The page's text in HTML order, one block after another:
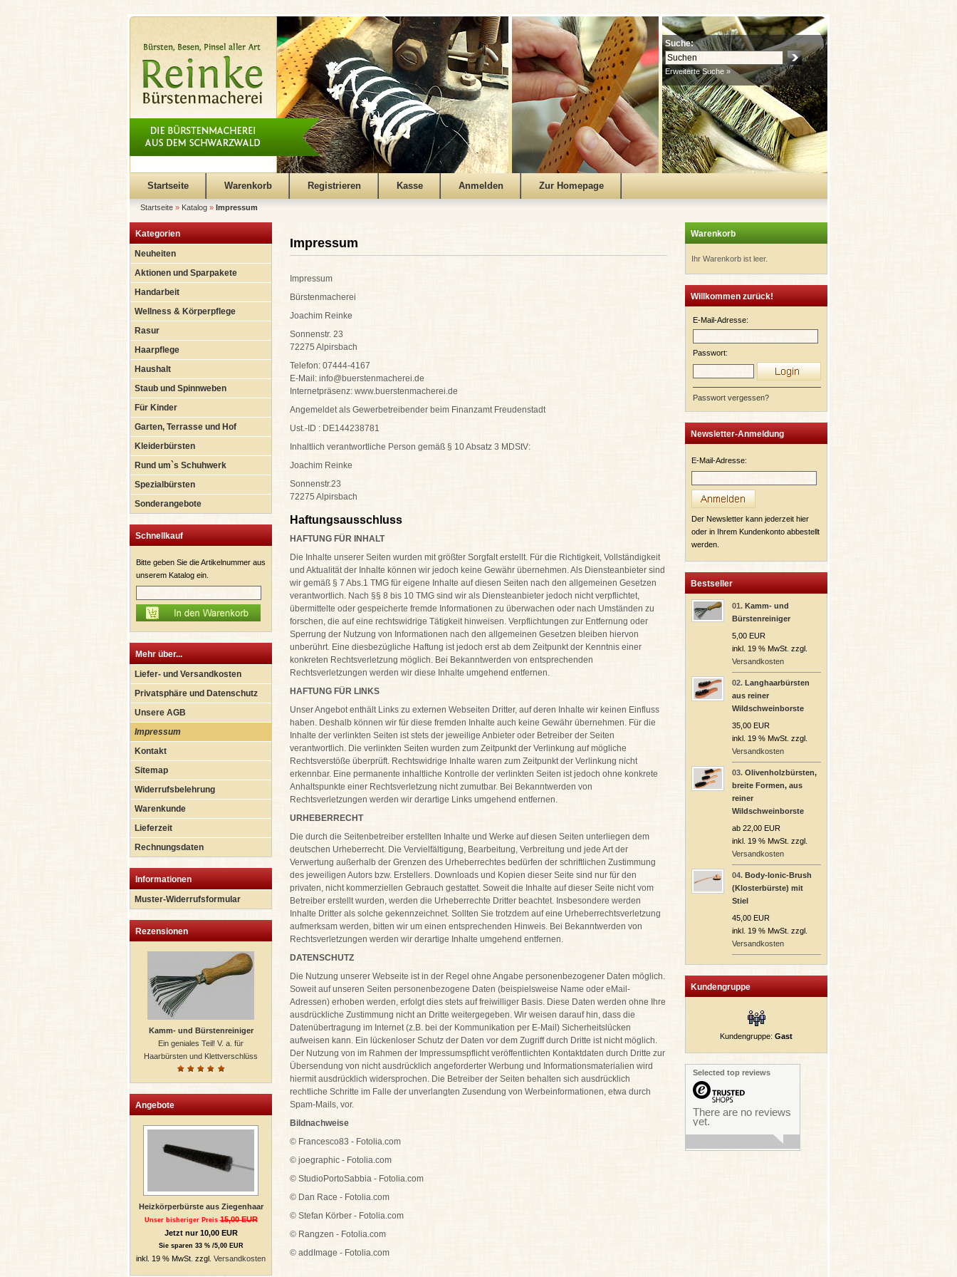
Suche:
Erweiterte Suche »
Startseite Warenkorb Registrieren Kasse Anmelden Zur Homepage
Startseite » Katalog » Impressum
Kategorien
Neuheiten
Aktionen und Sparpakete
Handarbeit
Wellness & Körperpflege
Rasur
Haarpflege
Haushalt
Staub und Spinnweben
Für Kinder
Garten, Terrasse und Hof
Kleiderbürsten
Rund um`s Schuhwerk
Spezialbürsten
Sonderangebote
Schnellkauf
Bitte geben Sie die Artikelnummer aus
unserem Katalog ein.
Mehr über...
Liefer- und Versandkosten
Privatsphäre und Datenschutz
Unsere AGB
Impressum
Kontakt
Sitemap
Widerrufsbelehrung
Warenkunde
Lieferzeit
Rechnungsdaten
Informationen
Muster-Widerrufsformular
Rezensionen
Kamm- und Bürstenreiniger
Ein geniales Teil! V. a. für
Haarbürsten und Klettverschlüss
Angebote
Heizkörperbürste aus Ziegenhaar
Unser bisheriger Preis15,00 EUR
Jetzt nur 10,00 EUR
Sie sparen 33 % /5,00 EUR
inkl. 19 % MwSt. zzgl. Versandkosten
Impressum
Impressum
Bürstenmacherei
Joachim Reinke
Sonnenstr. 23
72275 Alpirsbach
Telefon: 07444-4167
E-Mail: info@buerstenmacherei.de
Internetpräsenz: www.buerstenmacherei.de
Angemeldet als Gewerbetreibender beim Finanzamt Freudenstadt
Ust.-ID : DE144238781
Inhaltlich verantwortliche Person gemäß § 10 Absatz 3 MDStV:
Joachim Reinke
Sonnenstr.23
72275 Alpirsbach
Haftungsausschluss
HAFTUNG FÜR INHALT
Die Inhalte unserer Seiten wurden mit größter Sorgfalt erstellt. Für die Richtigkeit, Vollständigkeit
und Aktualität der Inhalte können wir jedoch keine Gewähr übernehmen. Als Diensteanbieter sind
wir gemäß § 7 Abs.1 TMG für eigene Inhalte auf diesen Seiten nach den allgemeinen Gesetzen
verantwortlich. Nach §§ 8 bis 10 TMG sind wir als Diensteanbieter jedoch nicht verpflichtet,
übermittelte oder gespeicherte fremde Informationen zu überwachen oder nach Umständen zu
forschen, die auf eine rechtswidrige Tätigkeit hinweisen. Verpflichtungen zur Entfernung oder
Sperrung der Nutzung von Informationen nach den allgemeinen Gesetzen bleiben hiervon
unberührt. Eine diesbezügliche Haftung ist jedoch erst ab dem Zeitpunkt der Kenntnis einer
konkreten Rechtsverletzung möglich. Bei Bekanntwerden von entsprechenden
Rechtsverletzungen werden wir diese Inhalte umgehend entfernen.
HAFTUNG FÜR LINKS
Unser Angebot enthält Links zu externen Webseiten Dritter, auf deren Inhalte wir keinen Einfluss
haben. Deshalb können wir für diese fremden Inhalte auch keine Gewähr übernehmen. Für die
Inhalte der verlinkten Seiten ist stets der jeweilige Anbieter oder Betreiber der Seiten
verantwortlich. Die verlinkten Seiten wurden zum Zeitpunkt der Verlinkung auf mögliche
Rechtsverstöße überprüft. Rechtswidrige Inhalte waren zum Zeitpunkt der Verlinkung nicht
erkennbar. Eine permanente inhaltliche Kontrolle der verlinkten Seiten ist jedoch ohne konkrete
Anhaltspunkte einer Rechtsverletzung nicht zumutbar. Bei Bekanntwerden von
Rechtsverletzungen werden wir derartige Links umgehend entfernen.
URHEBERRECHT
Die durch die Seitenbetreiber erstellten Inhalte und Werke auf diesen Seiten unterliegen dem
deutschen Urheberrecht. Die Vervielfältigung, Bearbeitung, Verbreitung und jede Art der
Verwertung außerhalb der Grenzen des Urheberrechtes bedürfen der schriftlichen Zustimmung
des jeweiligen Autors bzw. Erstellers. Downloads und Kopien dieser Seite sind nur für den
privaten, nicht kommerziellen Gebrauch gestattet. Soweit die Inhalte auf dieser Seite nicht vom
Betreiber erstellt wurden, werden die Urheberrechte Dritter beachtet. Insbesondere werden
Inhalte Dritter als solche gekennzeichnet. Sollten Sie trotzdem auf eine Urheberrechtsverletzung
aufmerksam werden, bitten wir um einen entsprechenden Hinweis. Bei Bekanntwerden von
Rechtsverletzungen werden wir derartige Inhalte umgehend entfernen.
DATENSCHUTZ
Die Nutzung unserer Webseite ist in der Regel ohne Angabe personenbezogener Daten möglich.
Soweit auf unseren Seiten personenbezogene Daten (beispielsweise Name oder eMail-
Adressen) erhoben werden, erfolgt dies stets auf freiwilliger Basis. Diese Daten werden ohne Ihre
ausdrückliche Zustimmung nicht an Dritte weitergegeben. Wir weisen darauf hin, dass die
Datenübertragung im Internet (z.B. bei der Kommunikation per E-Mail) Sicherheitslücken
aufweisen kann. Ein lückenloser Schutz der Daten vor dem Zugriff durch Dritte ist nicht möglich.
Der Nutzung von im Rahmen der Impressumspflicht veröffentlichten Kontaktdaten durch Dritte zur
Übersendung von nicht ausdrücklich angeforderter Werbung und Informationsmaterialien wird
hiermit ausdrücklich widersprochen. Die Betreiber der Seiten behalten sich ausdrücklich
rechtliche Schritte im Falle der unverlangten Zusendung von Werbeinformationen, etwa durch
Spam-Mails, vor.
Bildnachweise
© Francesco83 - Fotolia.com
© joegraphic - Fotolia.com
© StudioPortoSabbia - Fotolia.com
© Dan Race - Fotolia.com
© Stefan Körber - Fotolia.com
© Rangzen - Fotolia.com
© addImage - Fotolia.com
Warenkorb
Ihr Warenkorb ist leer.
Willkommen zurück!
E-Mail-Adresse:
Passwort:
Passwort vergessen?
Newsletter-Anmeldung
E-Mail-Adresse:
Der Newsletter kann jederzeit hier
oder in Ihrem Kundenkonto abbestellt
werden.
Bestseller
01. Kamm- und
Bürstenreiniger
5,00 EUR
inkl. 19 % MwSt. zzgl.
Versandkosten
02. Langhaarbürsten
aus reiner
Wildschweinborste
35,00 EUR
inkl. 19 % MwSt. zzgl.
Versandkosten
03. Olivenholzbürsten,
breite Formen, aus
reiner
Wildschweinborste
ab 22,00 EUR
inkl. 19 % MwSt. zzgl.
Versandkosten
04. Body-Ionic-Brush
(Klosterbürste) mit
Stiel
45,00 EUR
inkl. 19 % MwSt. zzgl.
Versandkosten
Kundengruppe
Kundengruppe: Gast
Selected top reviews
There are no reviews
yet.